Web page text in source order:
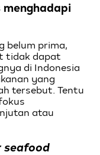
belum prima,
tidak dapat
di Indonesia
yang
tersebut. Tentu
atau
seafood